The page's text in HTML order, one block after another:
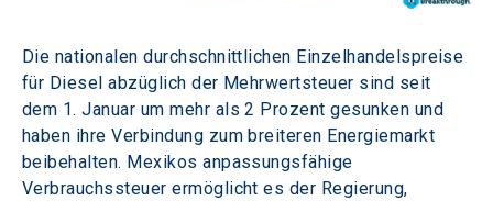
Die nationalen durchschnittlichen Einzelhandelspreise
für Diesel abzüglich der Mehrwertsteuer sind seit
dem 1. Januar um mehr als 2 Prozent gesunken und
haben ihre Verbindung zum breiteren Energiemarkt
beibehalten. Mexikos anpassungsfähige
Verbrauchssteuer ermöglicht es der Regierung,